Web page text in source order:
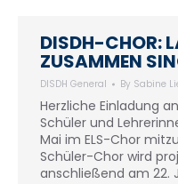
DISDH-CHOR:
ZUSAMMEN
DISDH General By Sabine
Herzliche Einladung
Schüler und
Mai im ELS-Chor
Schüler-Chor wird
anschließend am 22.